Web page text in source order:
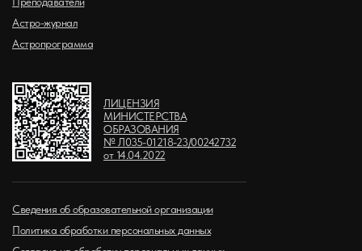
ЛИЦЕНЗИЯ
МИНИСТЕРСТВА
ОБРАЗОВАНИЯ
№ Л035-01218-23/00242732
от 14.04.2022
Астропрограмма
Сведения об образовательной организации
Политика обработки персональных данных
Астро-журнал